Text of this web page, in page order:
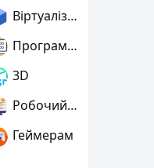
Віртуалізація та емуляція
Програмування
3D
Робочий стіл
Геймерам